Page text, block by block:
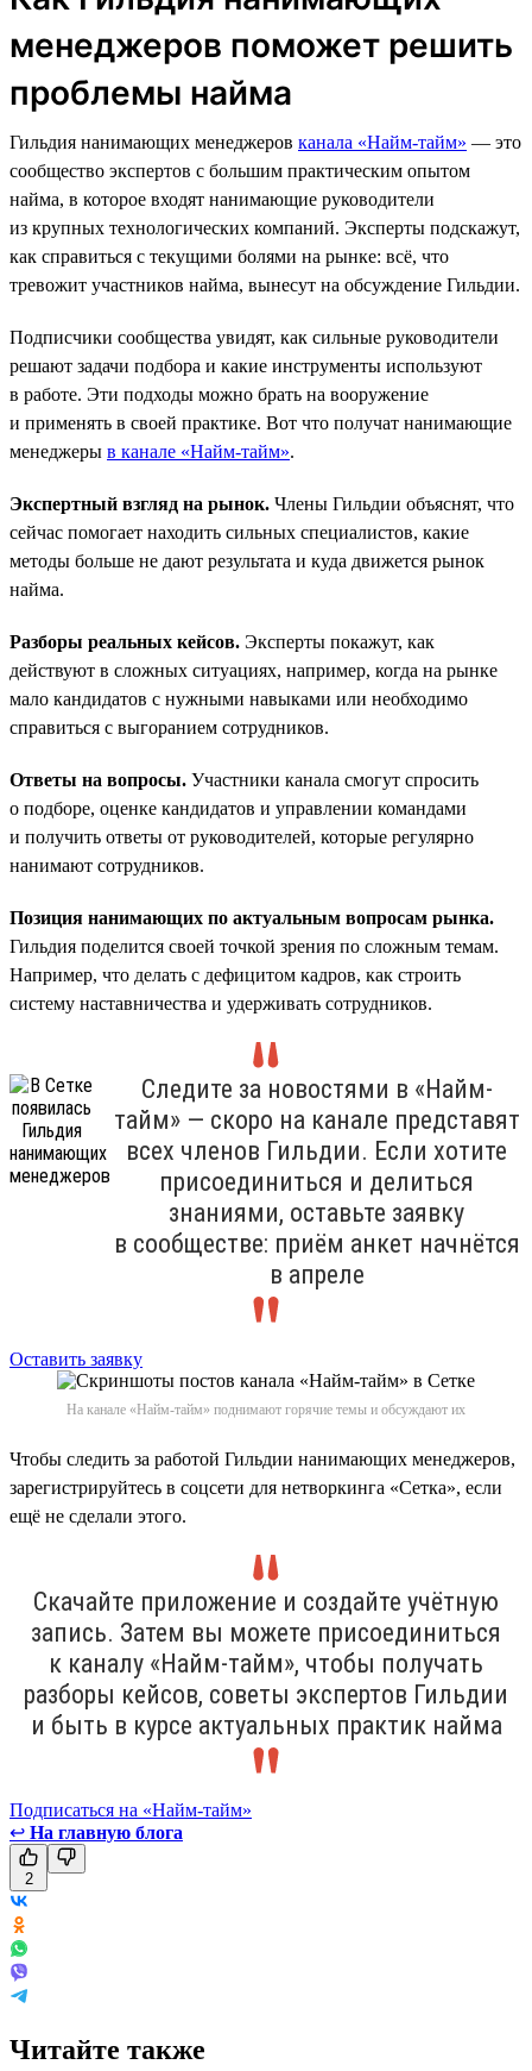
менеджеров поможет решить
проблемы найма
Гильдия нанимающих менеджеров канала «Найм-тайм» — это
сообщество экспертов с большим практическим опытом
найма, в которое входят нанимающие руководители
из крупных технологических компаний. Эксперты подскажут,
как справиться с текущими болями на рынке: всё, что
тревожит участников найма, вынесут на обсуждение Гильдии.
Подписчики сообщества увидят, как сильные руководители
решают задачи подбора и какие инструменты используют
в работе. Эти подходы можно брать на вооружение
и применять в своей практике. Вот что получат нанимающие
менеджеры в канале «Найм-тайм».
Экспертный взгляд на рынок. Члены Гильдии объяснят, что
сейчас помогает находить сильных специалистов, какие
методы больше не дают результата и куда движется рынок
найма.
Разборы реальных кейсов. Эксперты покажут, как
действуют в сложных ситуациях, например, когда на рынке
мало кандидатов с нужными навыками или необходимо
справиться с выгоранием сотрудников.
Ответы на вопросы. Участники канала смогут спросить
о подборе, оценке кандидатов и управлении командами
и получить ответы от руководителей, которые регулярно
нанимают сотрудников.
Позиция нанимающих по актуальным вопросам рынка.
Гильдия поделится своей точкой зрения по сложным темам.
Например, что делать с дефицитом кадров, как строить
систему наставничества и удерживать сотрудников.
Следите за новостями в «Найм-
тайм» — скоро на канале представят
всех членов Гильдии. Если хотите
присоединиться и делиться
знаниями, оставьте заявку
в сообществе: приём анкет начнётся
в апреле
Оставить заявку
На канале «Найм-тайм» поднимают горячие темы и обсуждают их
Чтобы следить за работой Гильдии нанимающих менеджеров,
зарегистрируйтесь в соцсети для нетворкинга «Сетка», если
ещё не сделали этого.
Скачайте приложение и создайте учётную
запись. Затем вы можете присоединиться
к каналу «Найм-тайм», чтобы получать
разборы кейсов, советы экспертов Гильдии
и быть в курсе актуальных практик найма
Подписаться на «Найм-тайм»
↩ На главную блога
2
Читайте также